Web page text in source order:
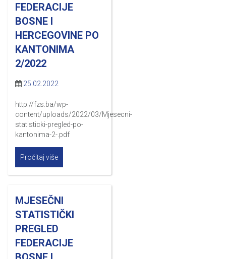
FEDERACIJE
BOSNE I
HERCEGOVINE PO
KANTONIMA
2/2022
25.02.2022
http://fzs.ba/wp-
content/uploads/2022/03/Mjesecni-
statisticki-pregled-po-
kantonima-2-.pdf
Pročitaj više
MJESEČNI
STATISTIČKI
PREGLED
FEDERACIJE